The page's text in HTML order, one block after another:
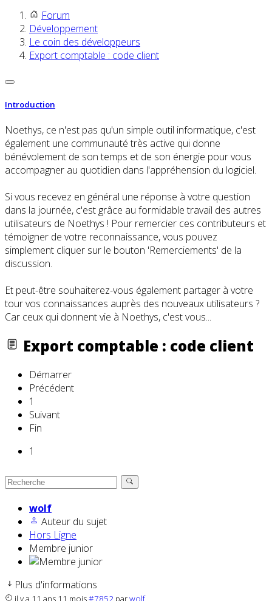
Forum
Développement
Le coin des développeurs
Export comptable : code client
Introduction
Noethys, ce n'est pas qu'un simple outil informatique, c'est
également une communauté très active qui donne
bénévolement de son temps et de son énergie pour vous
accompagner au quotidien dans l'appréhension du logiciel.
Si vous recevez en général une réponse à votre question
dans la journée, c'est grâce au formidable travail des autres
utilisateurs de Noethys ! Pour remercier ces contributeurs et
témoigner de votre reconnaissance, vous pouvez
simplement cliquer sur le bouton 'Remerciements' de la
discussion.
Et peut-être souhaiterez-vous également partager à votre
tour vos connaissances auprès des nouveaux utilisateurs ?
Car ceux qui donnent vie à Noethys, c'est vous...
Export comptable : code client
Démarrer
Précédent
1
Suivant
Fin
1
wolf
Auteur du sujet
Hors Ligne
Membre junior
Plus d'informations
il y a 11 ans 11 mois#7852 parwolf